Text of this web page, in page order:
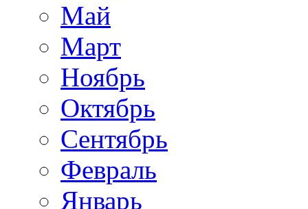
Май
Март
Ноябрь
Октябрь
Сентябрь
Февраль
Январь